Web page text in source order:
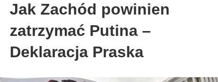
Jak Zachód powinien
zatrzymać Putina –
Deklaracja Praska